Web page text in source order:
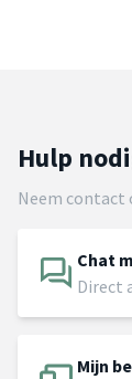
Hulp
Neem contact
Chat
Direct
Mijn